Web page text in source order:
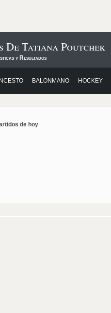
De Tatiana Poutchek
y Resultados
BALONMANO HOCKEY
de hoy